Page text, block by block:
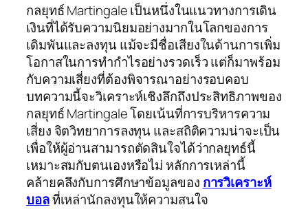
กลยุทธ์ Martingale เป็นหนึ่งในแนวทางการเดิน
เงินที่ได้รับความนิยมอย่างมากในโลกของการ
เดิมพันและลงทุน แม้จะมีชื่อเสียงในด้านการเพิ่ม
โอกาสในการทำกำไรอย่างรวดเร็ว แต่ก็มาพร้อม
กับความเสี่ยงที่ต้องพิจารณาอย่างรอบคอบ
บทความนี้จะวิเคราะห์เชิงลึกถึงประสิทธิภาพของ
กลยุทธ์ Martingale โดยเน้นที่การบริหารความ
เสี่ยง จิตวิทยาการลงทุน และสถิติความน่าจะเป็น
เพื่อให้ผู้อ่านสามารถตัดสินใจได้ว่ากลยุทธ์นี้
เหมาะสมกับตนเองหรือไม่ หลักการเหล่านี้
คล้ายคลึงกับการศึกษาข้อมูลของ การวิเคราะห์
บอลที่เหล่านักลงทุนให้ความสนใจ